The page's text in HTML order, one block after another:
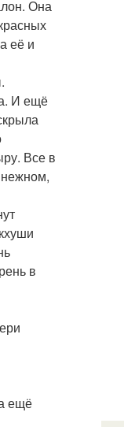
Она
её и
И ещё
Все в
в
ещё